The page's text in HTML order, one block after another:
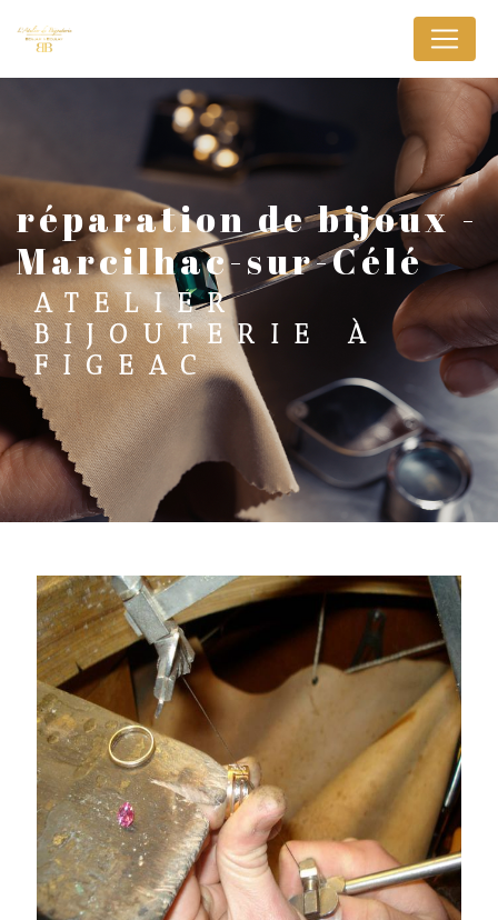
réparation de bijoux -
Marcilhac-sur-Célé
ATELIER
BIJOUTERIE À
FIGEAC